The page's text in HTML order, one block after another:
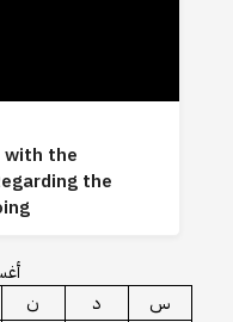
with the
the
س
د ن